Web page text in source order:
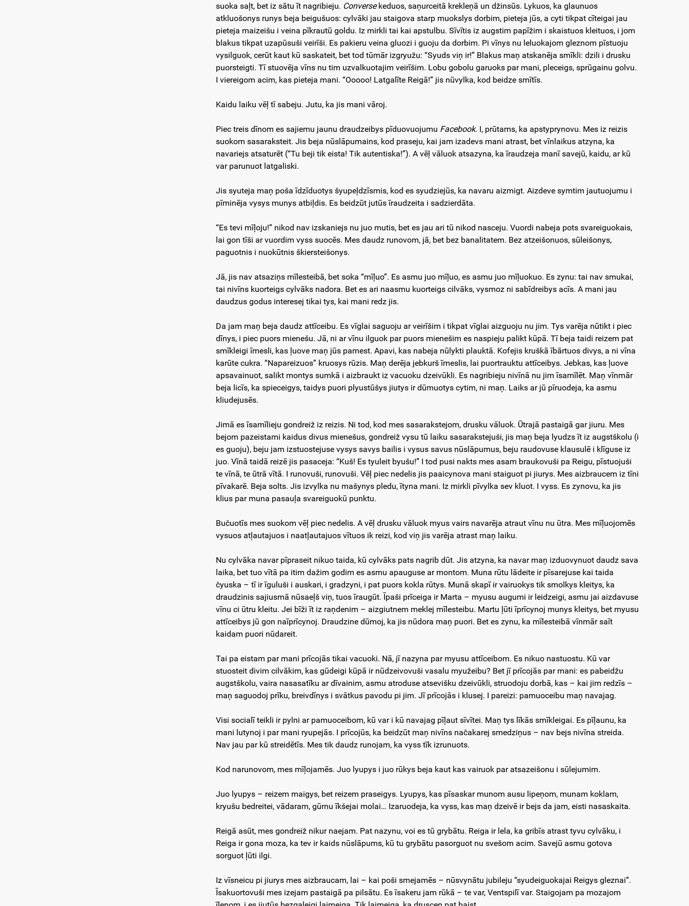
suoka saļt, bet iz sātu īt nagribieju. Conversekeduos, saņurceitā krekleņā un džinsūs. Lykuos, ka glaunuos
atkluošonys runys beja beigušuos: cylvāki jau staigova starp muokslys dorbim, pieteja jūs, a cyti tikpat cīteigai jau
pieteja maizeišu i veina pīkrautū goldu. Iz mirkli tai kai apstulbu. Sīvītis iz augstim papīžim i skaistuos kleituos, i jom
blakus tikpat uzapūsuši veirīši. Es pakieru veina gluozi i guoju da dorbim. Pi vīnys nu leluokajom gleznom pīstuoju
vysilguok, cerūt kaut kū saskateit, bet tod tūmār izgryužu: “Syuds viņ ir!” Blakus maņ atskanēja smīkli: dzili i drusku
puorsteigti. Tī stuovēja vīns nu tim uzvalkuotajim veirīšim. Lobu gobolu garuoks par mani, pleceigs, sprūgainu golvu.
I viereigom acim, kas pieteja mani. “Ooooo! Latgalīte Reigā!” jis nūvylka, kod beidze smītīs.
Kaidu laiku vēļ tī sabeju. Jutu, ka jis mani vāroj.
Piec treis dīnom es sajiemu jaunu draudzeibys pīduovuojumu Facebook. I, prūtams, ka apstyprynovu. Mes iz reizis
suokom sasaraksteit. Jis beja nūslāpumains, kod praseju, kai jam izadevs mani atrast, bet vīnlaikus atzyna, ka
navariejs atsaturēt (“Tu beji tik eista! Tik autentiska!”). A vēļ vāluok atsazyna, ka īraudzeja manī savejū, kaidu, ar kū
var parunuot latgaliski.
Jis syuteja maņ poša īdzīduotys šyupeļdzīsmis, kod es syudziejūs, ka navaru aizmigt. Aizdeve symtim jautuojumu i
pīminēja vysys munys atbiļdis. Es beidzūt jutūs īraudzeita i sadzierdāta.
“Es tevi mīļoju!” nikod nav izskaniejs nu juo mutis, bet es jau ari tū nikod nasceju. Vuordi nabeja pots svareiguokais,
lai gon tīši ar vuordim vyss suocēs. Mes daudz runovom, jā, bet bez banalitatem. Bez atzeišonuos, sūleišonys,
paguotnis i nuokūtnis škiersteišonys.
Jā, jis nav atsaziņs mīlesteibā, bet soka “mīļuo”. Es asmu juo mīļuo, es asmu juo mīļuokuo. Es zynu: tai nav smukai,
tai nivīns kuorteigs cylvāks nadora. Bet es ari naasmu kuorteigs cilvāks, vysmoz ni sabīdreibys acīs. A mani jau
daudzus godus interesej tikai tys, kai mani redz jis.
Da jam maņ beja daudz attīceibu. Es vīglai saguoju ar veirīšim i tikpat vīglai aizguoju nu jim. Tys varēja nūtikt i piec
dīnys, i piec puors mienešu. Jā, ni ar vīnu ilguok par puors mienešim es naspieju palikt kūpā. Tī beja taidi reizem pat
smīkleigi īmesli, kas ļuove maņ jūs pamest. Apavi, kas nabeja nūlykti plauktā. Kofejis kruškā ībārtuos divys, a ni vīna
karūte cukra. “Napareizuos” kruosys rūzis. Maņ derēja jebkurš īmeslis, lai puortrauktu attīceibys. Jebkas, kas ļuove
apsavainuot, salikt montys sumkā i aizbraukt iz vacuoku dzeivūkli. Es nagribieju nivīnā nu jim īsamīlēt. Maņ vīnmār
beja licīs, ka spieceigys, taidys puori plyustūšys jiutys ir dūmuotys cytim, ni maņ. Laiks ar jū pīruodeja, ka asmu
kliudejusēs.
Jimā es īsamīlieju gondreiž iz reizis. Ni tod, kod mes sasarakstejom, drusku vāluok. Ūtrajā pastaigā gar jiuru. Mes
bejom pazeistami kaidus divus mienešus, gondreiž vysu tū laiku sasarakstejuši, jis maņ beja lyudzs īt iz augstškolu (i
es guoju), beju jam izstuostejuse vysys savys bailis i vysus savus nūslāpumus, beju raudovuse klausulē i klīguse iz
juo. Vīnā taidā reizē jis pasaceja: “Kuš! Es tyuleit byušu!” I tod pusi nakts mes asam braukovuši pa Reigu, pīstuojuši
te vīnā, te ūtrā vītā. I runovuši, runovuši. Vēļ piec nedelis jis paaicynova mani staiguot pi jiurys. Mes aizbraucem iz tīni
pīvakarē. Beja solts. Jis izvylka nu mašynys pledu, ītyna mani. Iz mirkli pīvylka sev kluot. I vyss. Es zynovu, ka jis
klius par muna pasauļa svareiguokū punktu.
Bučuotīs mes suokom vēļ piec nedelis. A vēļ drusku vāluok myus vairs navarēja atraut vīnu nu ūtra. Mes mīļuojomēs
vysuos atļautajuos i naatļautajuos vītuos ik reizi, kod viņ jis varēja atrast maņ laiku.
Nu cylvāka navar pīpraseit nikuo taida, kū cylvāks pats nagrib dūt. Jis atzyna, ka navar maņ izduovynuot daudz sava
laika, bet tuo vītā pa itim dažim godim es asmu apauguse ar montom. Muna rūtu lādeite ir pīsarejuse kai taida
čyuska – tī ir īguluši i auskari, i gradzyni, i pat puors kokla rūtys. Munā skapī ir vairuokys tik smolkys kleitys, ka
draudzinis sajiusmā nūsaeļš viņ, tuos īraugūt. Īpaši prīceiga ir Marta – myusu augumi ir leidzeigi, asmu jai aizdavuse
vīnu ci ūtru kleitu. Jei bīži īt iz raņdenim – aizgiutnem meklej mīlesteibu. Martu ļūti īprīcynoj munys kleitys, bet myusu
attīceibys jū gon naīprīcynoj. Draudzine dūmoj, ka jis nūdora maņ puori. Bet es zynu, ka mīlesteibā vīnmār saīt
kaidam puori nūdareit.
Tai pa eistam par mani prīcojās tikai vacuoki. Nā, jī nazyna par myusu attīceibom. Es nikuo nastuostu. Kū var
stuosteit divim cilvākim, kas gūdeigi kūpā ir nūdzeivovuši vasalu myužeibu? Bet jī prīcojās par mani: es pabeidžu
augstškolu, vaira nasasatīku ar dīvainim, asmu atroduse atsevišku dzeivūkli, struodoju dorbā, kas – kai jim redzīs –
maņ saguodoj prīku, breivdīnys i svātkus pavodu pi jim. Jī prīcojās i klusej. I pareizi: pamuoceibu maņ navajag.
Visi socialī teikli ir pylni ar pamuoceibom, kū var i kū navajag pīļaut sīvītei. Maņ tys līkās smīkleigai. Es pīļaunu, ka
mani lutynoj i par mani ryupejās. I prīcojūs, ka beidzūt maņ nivīns načakarej smedziņus – nav bejs nivīna streida.
Nav jau par kū streidētīs. Mes tik daudz runojam, ka vyss tīk izrunuots.
Kod narunovom, mes mīļojamēs. Juo lyupys i juo rūkys beja kaut kas vairuok par atsazeišonu i sūlejumim.
Juo lyupys – reizem maigys, bet reizem praseigys. Lyupys, kas pīsaskar munom ausu lipeņom, munam koklam,
kryušu bedreitei, vādaram, gūrnu īkšejai molai… Izaruodeja, ka vyss, kas maņ dzeivē ir bejs da jam, eisti nasaskaita.
Reigā asūt, mes gondreiž nikur naejam. Pat nazynu, voi es tū grybātu. Reiga ir lela, ka gribīs atrast tyvu cylvāku, i
Reiga ir gona moza, ka tev ir kaids nūslāpums, kū tu grybātu pasorguot nu svešom acim. Savejū asmu gotova
sorguot ļūti ilgi.
Iz vīsneicu pi jiurys mes aizbraucam, lai – kai poši smejamēs – nūsvynātu jubileju “syudeiguokajai Reigys gleznai”.
Īsakuortovuši mes izejam pastaigā pa pilsātu. Es īsakeru jam rūkā – te var, Ventspilī var. Staigojam pa mozajom